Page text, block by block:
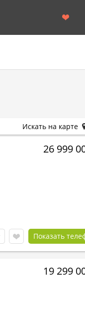
26 999
Показать
19 299
Искать на карте